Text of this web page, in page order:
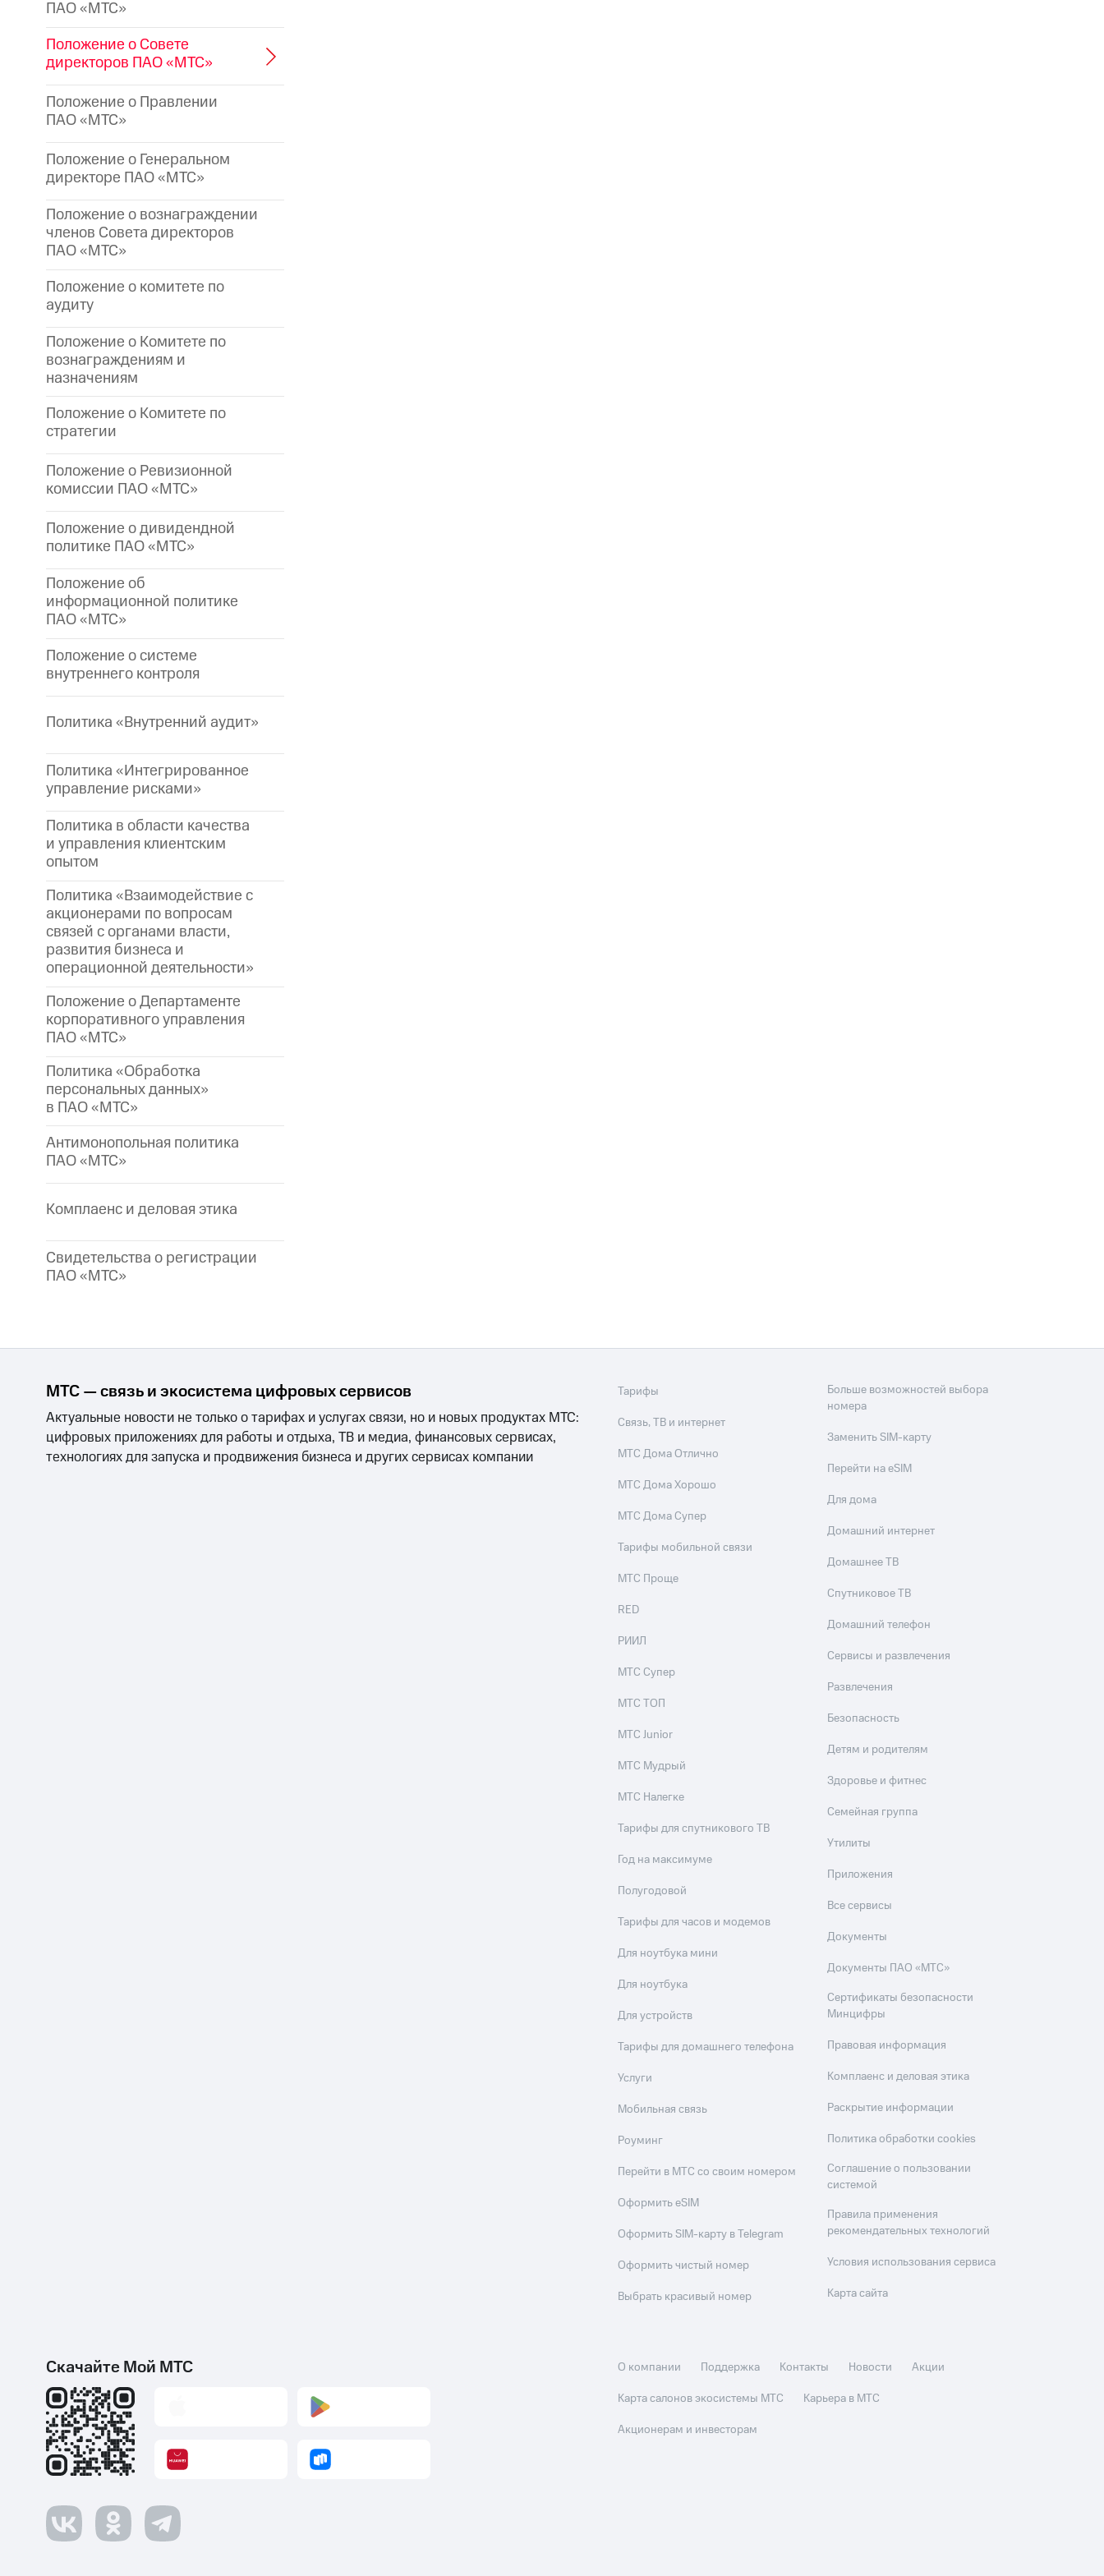
ПАО «МТС»
Положение о Совете
директоров ПАО «МТС»
Положение о Правлении
ПАО «МТС»
Положение о Генеральном
директоре ПАО «МТС»
Положение о вознаграждении
членов Совета директоров
ПАО «МТС»
Положение о комитете по
аудиту
Положение о Комитете по
вознаграждениям и
назначениям
Положение о Комитете по
стратегии
Положение о Ревизионной
комиссии ПАО «МТС»
Положение о дивидендной
политике ПАО «МТС»
Положение об
информационной политике
ПАО «МТС»
Положение о системе
внутреннего контроля
Политика «Внутренний аудит»
Политика «Интегрированное
управление рисками»
Политика в области качества
и управления клиентским
опытом
Политика «Взаимодействие с
акционерами по вопросам
связей с органами власти,
развития бизнеса и
операционной деятельности»
Положение о Департаменте
корпоративного управления
ПАО «МТС»
Политика «Обработка
персональных данных»
в ПАО «МТС»
Антимонопольная политика
ПАО «МТС»
Комплаенс и деловая этика
Свидетельства о регистрации
ПАО «МТС»
МТС — связь и экосистема цифровых сервисов
Актуальные новости не только о тарифах и услугах связи, но и новых продуктах МТС:
цифровых приложениях для работы и отдыха, ТВ и медиа, финансовых сервисах,
технологиях для запуска и продвижения бизнеса и других сервисах компании
Тарифы
Связь, ТВ и интернет
МТС Дома Отлично
МТС Дома Хорошо
МТС Дома Супер
Тарифы мобильной связи
МТС Проще
RED
РИИЛ
МТС Супер
МТС ТОП
МТС Junior
МТС Мудрый
МТС Налегке
Тарифы для спутникового ТВ
Год на максимуме
Полугодовой
Тарифы для часов и модемов
Для ноутбука мини
Для ноутбука
Для устройств
Тарифы для домашнего телефона
Услуги
Мобильная связь
Роуминг
Перейти в МТС со своим номером
Оформить eSIM
Оформить SIM-карту в Telegram
Оформить чистый номер
Выбрать красивый номер
Больше возможностей выбора
номера
Заменить SIM-карту
Перейти на eSIM
Для дома
Домашний интернет
Домашнее ТВ
Спутниковое ТВ
Домашний телефон
Сервисы и развлечения
Развлечения
Безопасность
Детям и родителям
Здоровье и фитнес
Семейная группа
Утилиты
Приложения
Все сервисы
Документы
Документы ПАО «МТС»
Сертификаты безопасности
Минцифры
Правовая информация
Комплаенс и деловая этика
Раскрытие информации
Политика обработки cookies
Соглашение о пользовании
системой
Правила применения
рекомендательных технологий
Условия использования сервиса
Карта сайта
Скачайте Мой МТС О компании Поддержка Контакты Новости
Акции
Карта салонов экосистемы МТС
Карьера в МТС
Акционерам и инвесторам